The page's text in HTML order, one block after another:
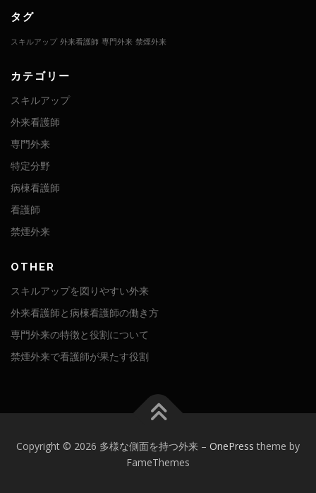
タグ
スキルアップ 外来看護師 専門外来 禁煙外来
カテゴリー
スキルアップ
外来看護師
専門外来
特定分野
病棟看護師
看護師
禁煙外来
OTHER
スキルアップを図りやすい外来
外来看護師と病棟看護師の働き方
専門外来の特徴と役割について
禁煙外来で看護師が果たす役割
Copyright © 2026 多様な側面を持つ外来 – OnePress theme by
FameThemes